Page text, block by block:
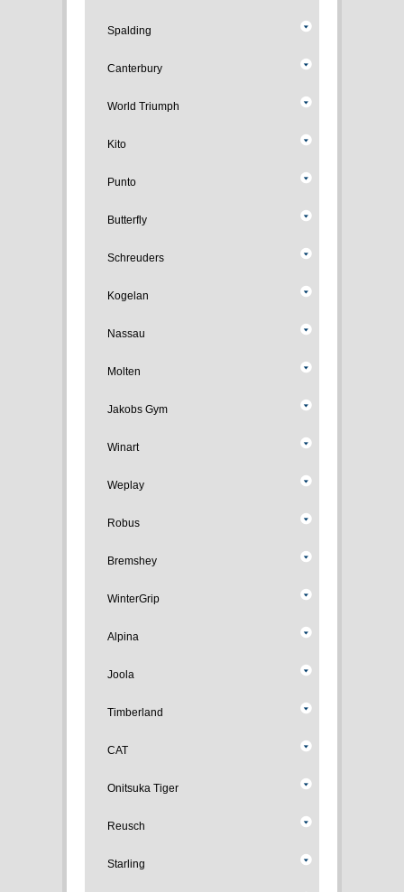
Spalding
Canterbury
World Triumph
Kito
Punto
Butterfly
Schreuders
Kogelan
Nassau
Molten
Jakobs Gym
Winart
Weplay
Robus
Bremshey
WinterGrip
Alpina
Joola
Timberland
CAT
Onitsuka Tiger
Reusch
Starling